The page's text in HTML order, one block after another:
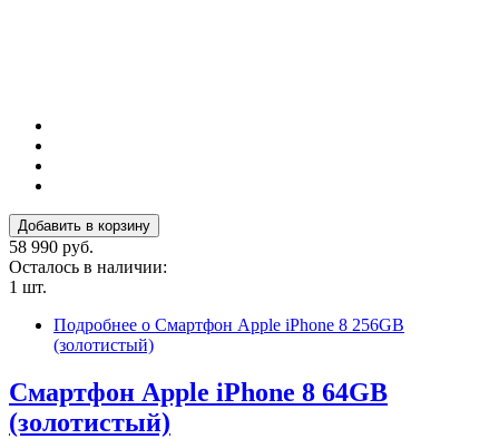
58 990 руб.
Осталось в наличии:
1 шт.
Подробнее о Смартфон Apple iPhone 8 256GB
(золотистый)
Смартфон Apple iPhone 8 64GB
(золотистый)